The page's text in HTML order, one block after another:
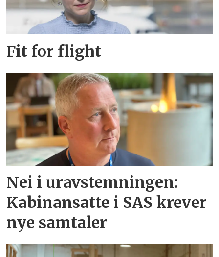
Fit for flight
Nei i uravstemningen:
Kabinansatte i SAS krever
nye samtaler